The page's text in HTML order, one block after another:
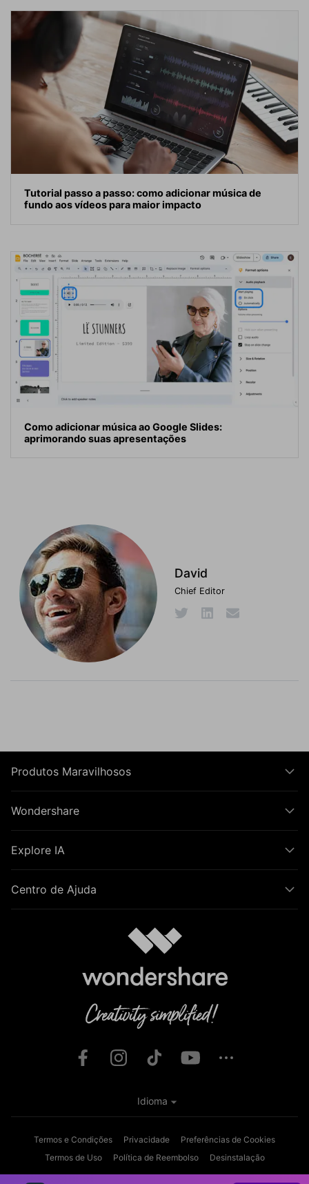
Tutorial passo a passo: como adicionar música de
fundo aos vídeos para maior impacto
Como adicionar música ao Google Slides:
aprimorando suas apresentações
David
Chief Editor
Produtos Maravilhosos
Wondershare
Explore IA
Centro de Ajuda
Termos e Condições Privacidade
Preferências de Cookies
Termos de Uso
Política de Reembolso
Desinstalação
Idioma